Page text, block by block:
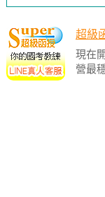
超級
現在
營最